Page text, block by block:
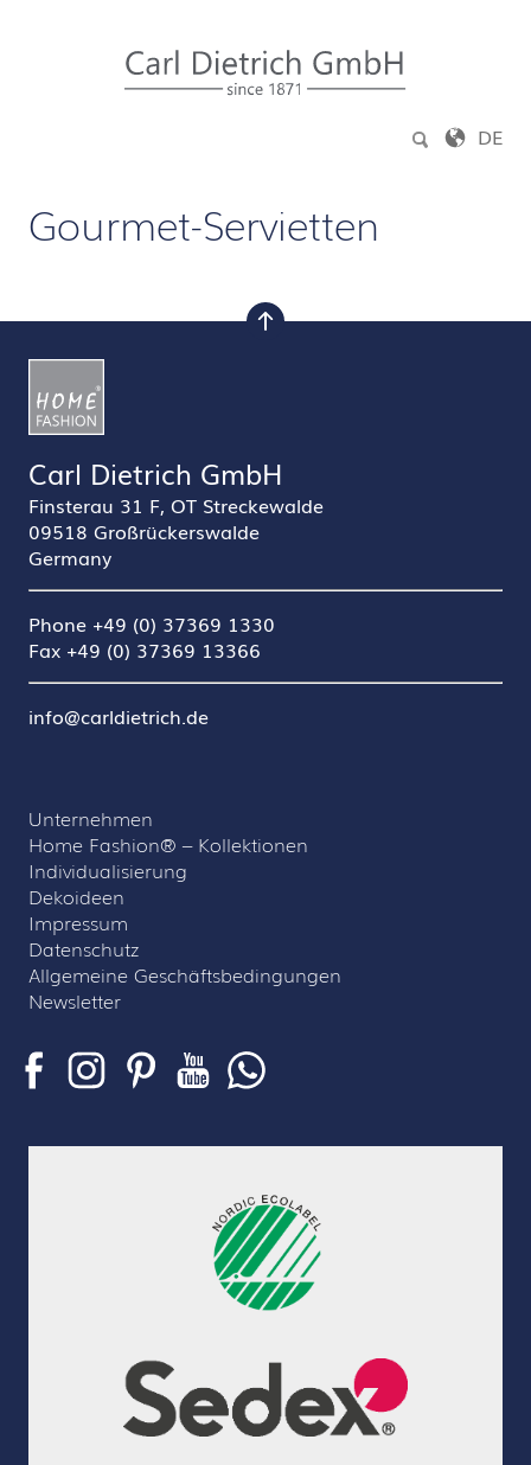
DE
Gourmet-Servietten
nach oben
Carl Dietrich GmbH
Finsterau 31 F, OT Streckewalde
09518 Großrückerswalde
Germany
Phone +49 (0) 37369 1330
Fax +49 (0) 37369 13366
info@carldietrich.de
Unternehmen
Home Fashion® – Kollektionen
Individualisierung
Dekoideen
Impressum
Datenschutz
Allgemeine Geschäftsbedingungen
Newsletter